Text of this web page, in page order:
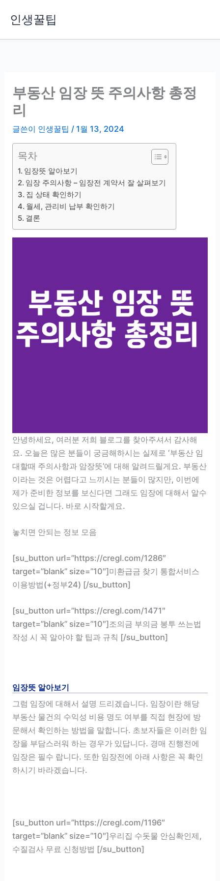
인생꿀팁
부동산 임장 뜻 주의사항 총정
리
글쓴이 인생꿀팁 / 1월 13, 2024
목차
임장뜻 알아보기
임장 주의사항 – 임장전 계약서 잘 살펴보기
집 상태 확인하기
월세, 관리비 납부 확인하기
결론
안녕하세요, 여러분 저희 블로그를 찾아주셔서 감사해
요. 오늘은 많은 분들이 궁금해하시는 실제로 ‘부동산 임
대할때 주의사항과 암장뜻’에 대해 알려드릴게요. 부동산
이라는 것은 어렵다고 느끼시는 분들이 많지만, 이번에
제가 준비한 정보를 보신다면 그래도 임장에 대해서 알수
있으실 겁니다. 바로 시작할게요.
놓치면 안되는 정보 모음
[su_button url=”https://cregl.com/1286″
target=”blank” size=”10″]미환급금 찾기 통합서비스
이용방법(+정부24) [/su_button]
[su_button url=”https://cregl.com/1471″
target=”blank” size=”10″]조의금 부의금 봉투 쓰는법
작성 시 꼭 알아야 할 팁과 규칙 [/su_button]
임장뜻 알아보기
그럼 임장에 대해서 설명 드리겠습니다. 임장이란 해당
부동산 물건의 수익성 비용 명도 여부를 직접 현장에 방
문해서 확인하는 방법을 말합니다. 초보자들은 이러한 임
장을 부담스러워 하는 경우가 있답니다. 경매 진행전에
임장은 필수 랍니다. 또한 임장전에 아래 사항은 꼭 확인
하시기 바라겠습니다.
[su_button url=”https://cregl.com/1196″
target=”blank” size=”10″]우리집 수돗물 안심확인제,
수질검사 무료 신청방법 [/su_button]